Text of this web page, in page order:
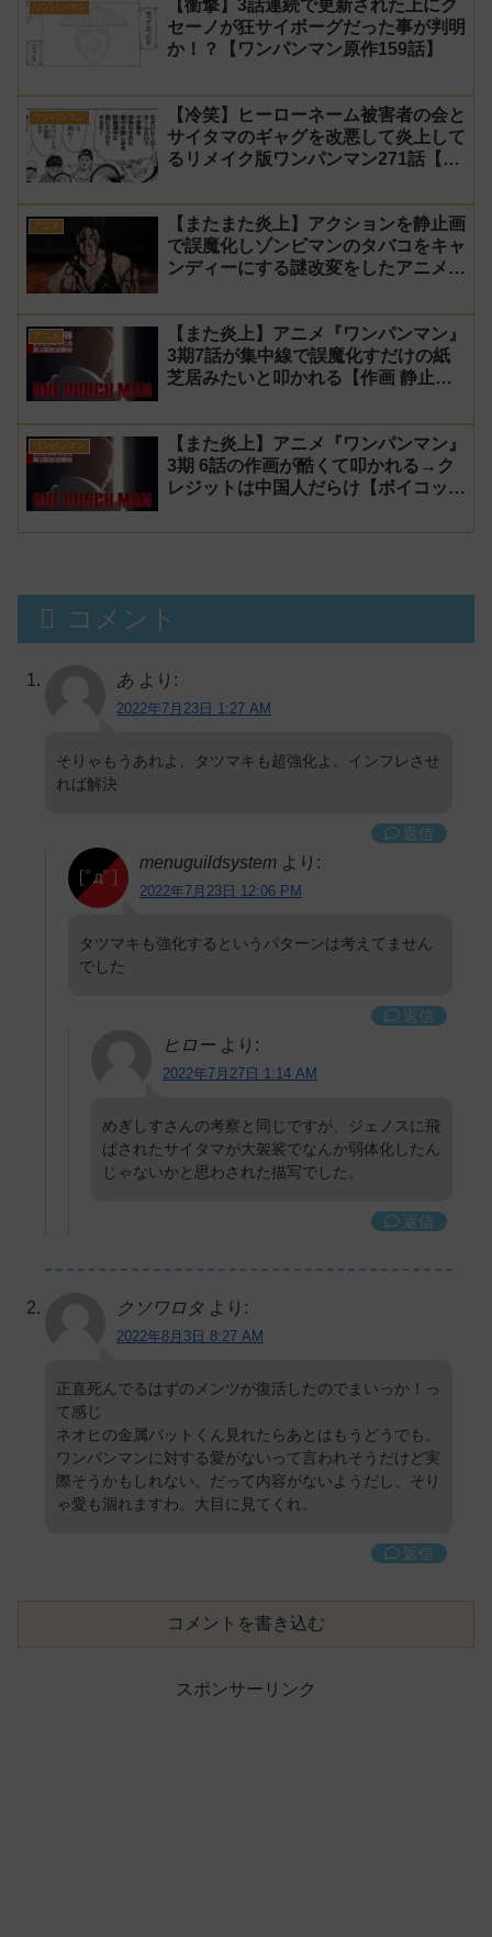
ワンパンマン
【衝撃】3話連続で更新された上にク
セーノが狂サイボーグだった事が判明
か！？【ワンパンマン原作159話】
ワンパンマン
【冷笑】ヒーローネーム被害者の会と
サイタマのギャグを改悪して炎上して
るリメイク版ワンパンマン271話【村
アニメ
【またまた炎上】アクションを静止画
で誤魔化しゾンビマンのタバコをキャ
ンディーにする謎改変をしたアニメ
アニメ
【また炎上】アニメ『ワンパンマン』
3期7話が集中線で誤魔化すだけの紙
芝居みたいと叩かれる【作画 静止
ワンパンマン
【また炎上】アニメ『ワンパンマン』
3期 6話の作画が酷くて叩かれる→ク
レジットは中国人だらけ【ボイコッ
コメント
あ より:
2022年7月23日 1:27 AM
そりゃもうあれよ、タツマキも超強化よ。インフレさせ
れば解決
返信
menuguildsystem より:
2022年7月23日 12:06 PM
タツマキも強化するというパターンは考えてません
でした
返信
ヒロー より:
2022年7月27日 1:14 AM
めぎしすさんの考察と同じですが、ジェノスに飛
ばされたサイタマが大袈裟でなんか弱体化したん
じゃないかと思わされた描写でした。
返信
クソワロタ より:
2022年8月3日 8:27 AM
正直死んでるはずのメンツが復活したのでまいっか！っ
て感じ
ネオヒの金属バットくん見れたらあとはもうどうでも。
ワンパンマンに対する愛がないって言われそうだけど実
際そうかもしれない。だって内容がないようだし、そり
ゃ愛も涸れますわ。大目に見てくれ。
返信
コメントを書き込む
スポンサーリンク